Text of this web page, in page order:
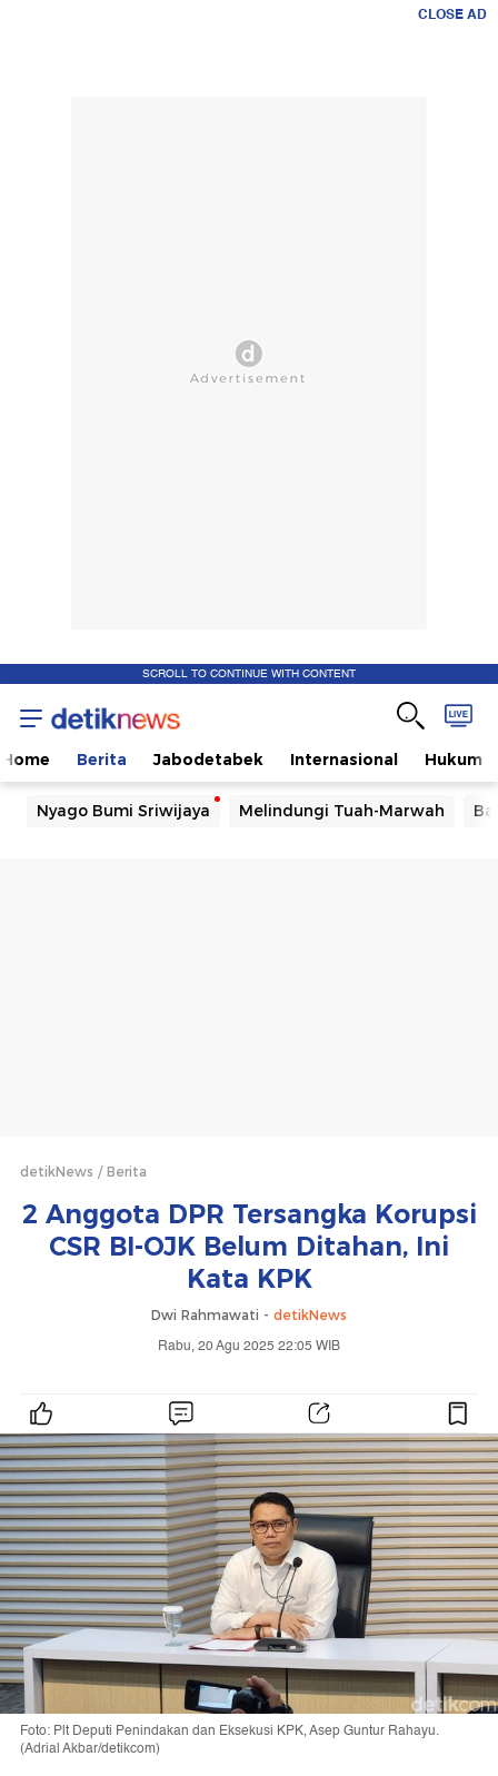
CLOSE AD
SCROLL TO CONTINUE WITH CONTENT
Home Berita Jabodetabek Internasional Hukum
Nyago Bumi Sriwijaya Melindungi Tuah-Marwah
detikNews Berita
2 Anggota DPR Tersangka Korupsi
CSR BI-OJK Belum Ditahan, Ini
Kata KPK
Dwi Rahmawati - detikNews
Rabu, 20 Agu 2025 22:05 WIB
Foto: Plt Deputi Penindakan dan Eksekusi KPK, Asep Guntur Rahayu.
(Adrial Akbar/detikcom)